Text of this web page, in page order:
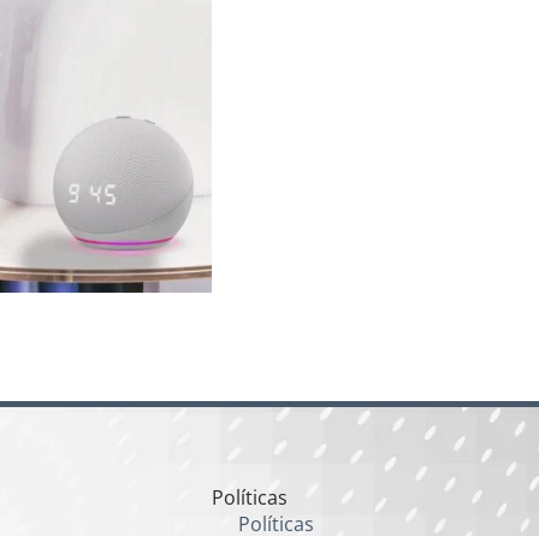
Políticas
Políticas